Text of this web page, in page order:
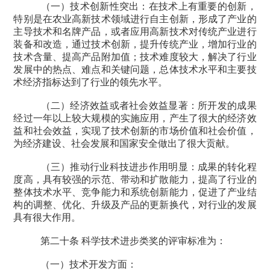
（一）技术创新性突出：在技术上有重要的创新，
特别是在农业高新技术领域进行自主创新，形成了产业的
主导技术和名牌产品，或者应用高新技术对传统产业进行
装备和改造，通过技术创新，提升传统产业，增加行业的
技术含量、提高产品附加值；技术难度较大，解决了行业
发展中的热点、难点和关键问题，总体技术水平和主要技
术经济指标达到了行业的领先水平。
（二）经济效益或者社会效益显著：所开发的成果
经过一年以上较大规模的实施应用，产生了很大的经济效
益和社会效益，实现了技术创新的市场价值和社会价值，
为经济建设、社会发展和国家安全做出了很大贡献。
（三）推动行业科技进步作用明显：成果的转化程
度高，具有较强的示范、带动和扩散能力，提高了行业的
整体技术水平、竞争能力和系统创新能力，促进了产业结
构的调整、优化、升级及产品的更新换代，对行业的发展
具有很大作用。
第二十条 科学技术进步类奖的评审标准为：
（一）技术开发方面：